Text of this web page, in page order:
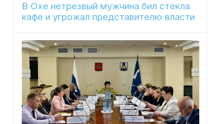
В Охе нетрезвый мужчина бил стекла
кафе и угрожал представителю власти